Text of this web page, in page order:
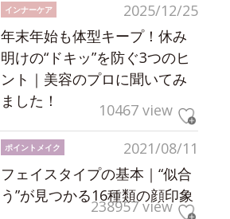
2025/12/25
インナーケア
年末年始も体型キープ！休み
明けの“ドキッ”を防ぐ3つのヒ
ント｜美容のプロに聞いてみ
ました！
10467 view
2021/08/11
ポイントメイク
フェイスタイプの基本｜“似合
う”が見つかる16種類の顔印象
238957 view